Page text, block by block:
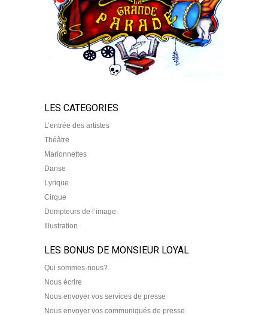
LES CATEGORIES
L’entrée des artistes
Théâtre
Marionnettes
Danse
Lyrique
Cirque
Dompteurs de l’image
Illustration
LES BONUS DE MONSIEUR LOYAL
Qui sommes-nous?
Nous écrire
Nous envoyer vos services de presse
Nous envoyer vos communiqués de presse